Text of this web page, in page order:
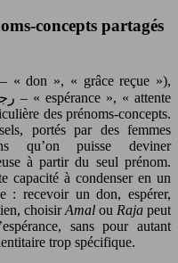
concepts partagés
(نوال – « don », « grâce reçue »),
des prénoms-concepts.
portés par des femmes
qu’on puisse deviner
à partir du seul prénom.
capacité à condenser en un
: recevoir un don, espérer,
choisirAmal ou Raja peut
sans pour autant
trop spécifique.